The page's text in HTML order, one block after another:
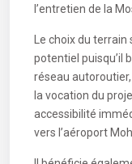
l’entretien de la
Le choix du
potentiel puisqu’il
réseau
la vocation du
accessibilité
vers l’aéroport